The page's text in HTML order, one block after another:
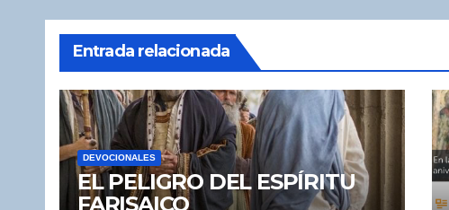
Entrada relacionada
DEVOCIONALES
EL PELIGRO DEL ESPÍRITU
FARISAICO